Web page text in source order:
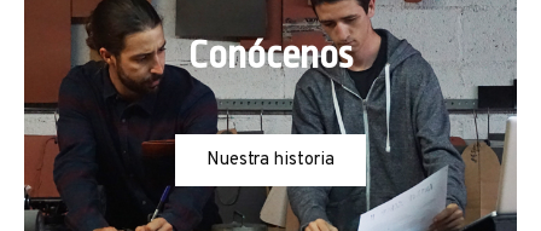
Conócenos
Nuestra historia